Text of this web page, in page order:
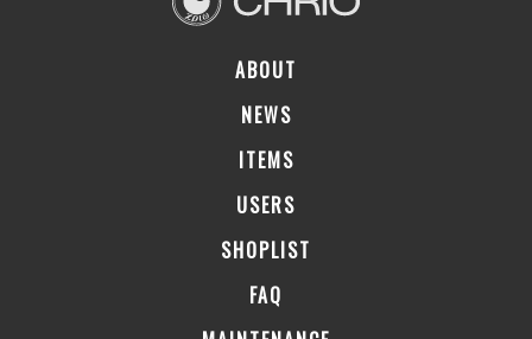
ABOUT
NEWS
ITEMS
USERS
SHOPLIST
FAQ